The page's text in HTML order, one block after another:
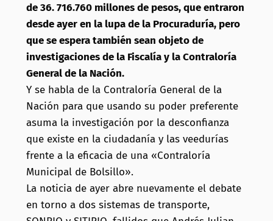
de 36. 716.760 millones de pesos, que entraron
desde ayer en la lupa de la Procuraduría, pero
que se espera también sean objeto de
investigaciones de la Fiscalía y la Contraloría
General de la Nación.
Y se habla de la Contraloría General de la
Nación para que usando su poder preferente
asuma la investigación por la desconfianza
que existe en la ciudadanía y las veedurías
frente a la eficacia de una «Contraloría
Municipal de Bolsillo».
La noticia de ayer abre nuevamente el debate
en torno a dos sistemas de transporte,